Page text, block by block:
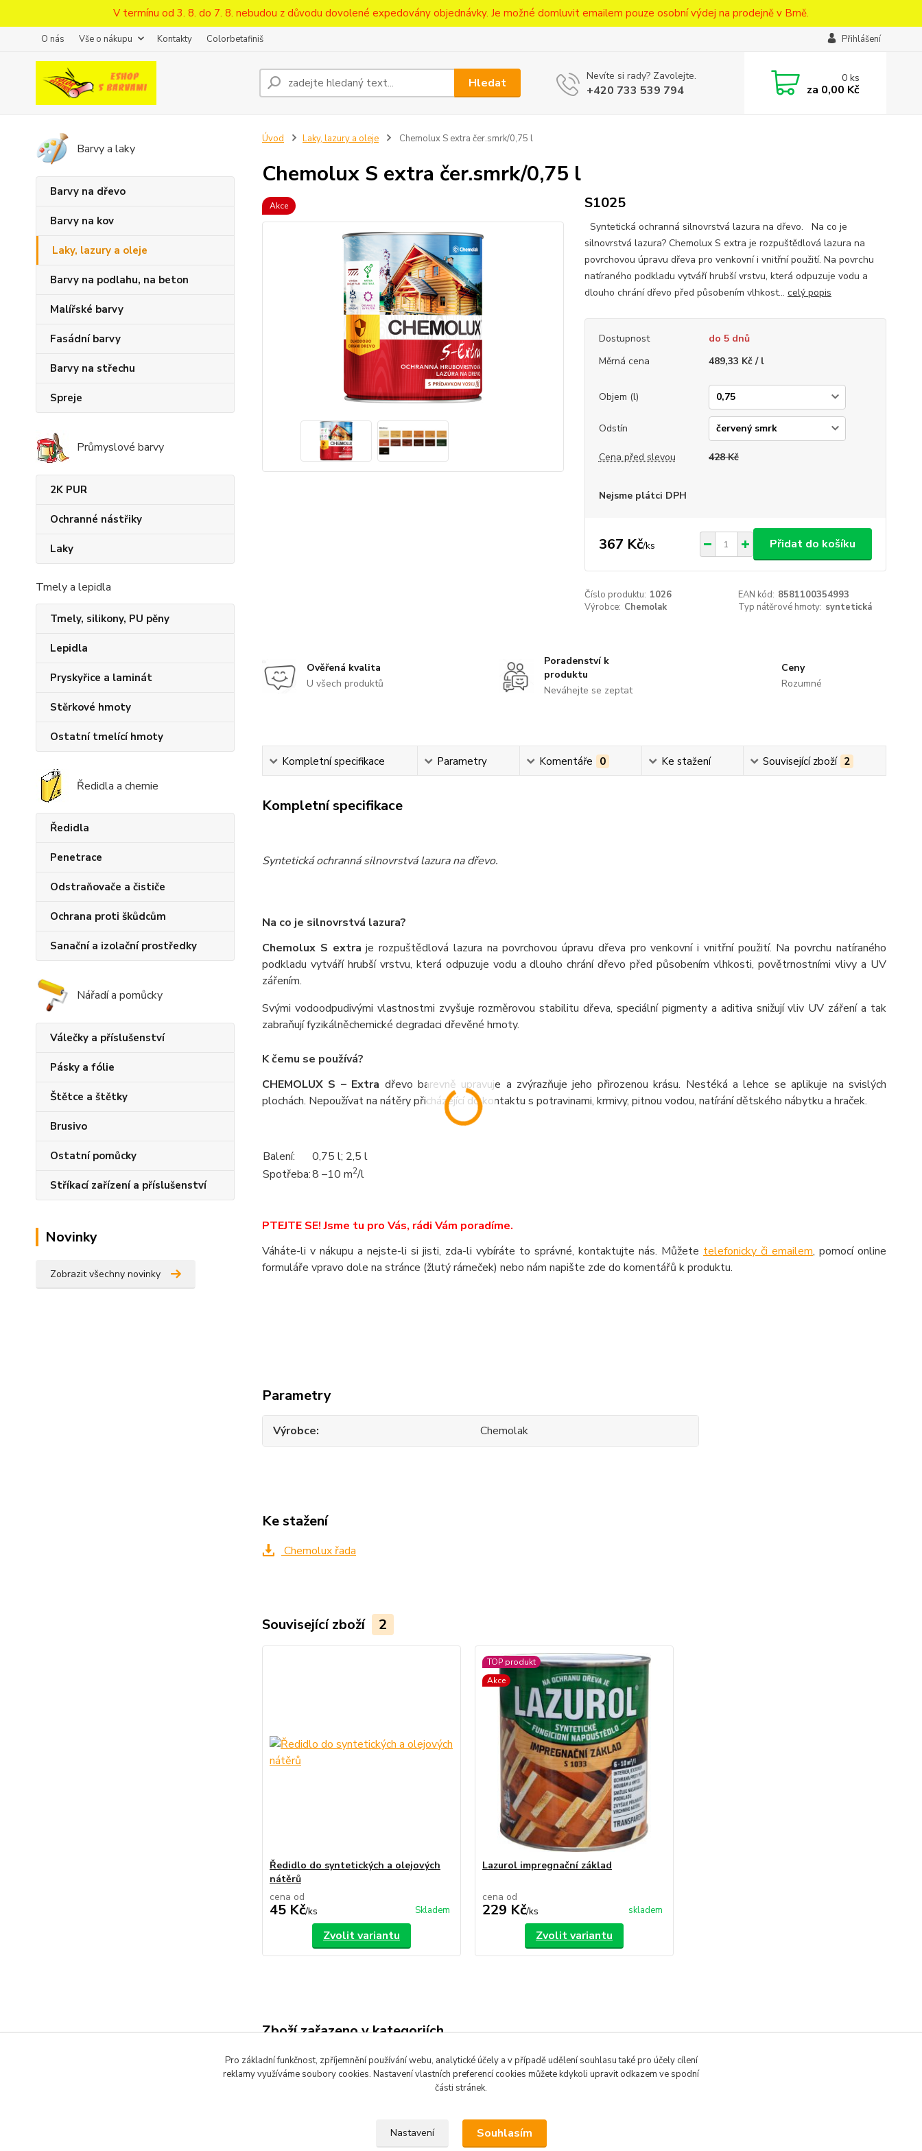
V termínu od 3. 8. do 7. 8. nebudou z důvodu dovolené expedovány objednávky. Je možné domluvit emailem pouze osobní výdej na prodejně v Brně.
O nás Vše o nákupu Kontakty Colorbetafiniš Přihlášení
Hledat Nevíte si rady? Zavolejte.
+420 733 539 794
0ks
za 0,00 Kč
Barvy a laky
Barvy na dřevo
Barvy na kov
Laky, lazury a oleje
Barvy na podlahu, na beton
Malířské barvy
Fasádní barvy
Barvy na střechu
Spreje
Průmyslové barvy
2K PUR
Ochranné nástřiky
Laky
Tmely a lepidla
Tmely, silikony, PU pěny
Lepidla
Pryskyřice a laminát
Stěrkové hmoty
Ostatní tmelící hmoty
Ředidla a chemie
Ředidla
Penetrace
Odstraňovače a čističe
Ochrana proti škůdcům
Sanační a izolační prostředky
Nářadí a pomůcky
Válečky a příslušenství
Pásky a fólie
Štětce a štětky
Brusivo
Ostatní pomůcky
Stříkací zařízení a příslušenství
Novinky
Zobrazit všechny novinky
Úvod Laky, lazury a oleje Chemolux S extra čer.smrk/0,75 l
Chemolux S extra čer.smrk/0,75 l
Akce S1025
Syntetická ochranná silnovrstvá lazura na dřevo. Na co je
silnovrstvá lazura? Chemolux S extra je rozpuštědlová lazura na
povrchovou úpravu dřeva pro venkovní i vnitřní použití. Na povrchu
natíraného podkladu vytváří hrubší vrstvu, která odpuzuje vodu a
dlouho chrání dřevo před působením vlhkost... celý popis
Dostupnost
do 5 dnů
Měrná cena
489,33 Kč / l
Objem (l)
Odstín
Cena před slevou 428 Kč
Nejsme plátci DPH
367 Kč/ks Přidat do košíku
Číslo produktu: 1026 EAN kód: 8581100354993
Výrobce: Chemolak Typ nátěrové hmoty: syntetická
Ověřená kvalita
U všech produktů
Poradenství k
produktu
Neváhejte se zeptat
Ceny
Rozumné
Kompletní specifikace Parametry Komentáře 0 Ke stažení Související zboží 2
Kompletní specifikace
Syntetická ochranná silnovrstvá lazura na dřevo.
Na co je silnovrstvá lazura?
Chemolux S extra je rozpuštědlová lazura na povrchovou úpravu dřeva pro venkovní i vnitřní použití. Na povrchu natíraného
podkladu vytváří hrubší vrstvu, která odpuzuje vodu a dlouho chrání dřevo před působením vlhkosti, povětrnostními vlivy a UV
zářením.
Svými vodoodpudivými vlastnostmi zvyšuje rozměrovou stabilitu dřeva, speciální pigmenty a aditiva snižují vliv UV záření a tak
zabraňují fyzikálněchemické degradaci dřevěné hmoty.
K čemu se používá?
CHEMOLUX S – Extra dřevo barevně upravuje a zvýrazňuje jeho přirozenou krásu. Nestéká a lehce se aplikuje na svislých
plochách. Nepoužívat na nátěry přicházející do kontaktu s potravinami, krmivy, pitnou vodou, natírání dětského nábytku a hraček.
Balení:
0,75 l; 2,5 l
Spotřeba:8 –10 m2/l
PTEJTE SE! Jsme tu pro Vás, rádi Vám poradíme.
Váháte-li v nákupu a nejste-li si jisti, zda-li vybíráte to správné, kontaktujte nás. Můžete telefonicky či emailem, pomocí online
formuláře vpravo dole na stránce (žlutý rámeček) nebo nám napište zde do komentářů k produktu.
Parametry
Výrobce Chemolak
Ke stažení
Chemolux řada
Související zboží 2
Ředidlo do syntetických a olejových
nátěrů
cena od
45 Kč/ks Skladem
Zvolit variantu
TOP produkt
Akce
Lazurol impregnační základ
cena od
229 Kč/ks skladem
Zvolit variantu
Zboží zařazeno v kategoriích
Laky, lazury a oleje
Pro základní funkčnost, zpříjemnění používání webu, analytické účely a v případě udělení souhlasu také pro účely cílení
reklamy využíváme soubory cookies. Nastavení vlastních preferencí cookies můžete kdykoli upravit odkazem ve spodní
části stránek.
Nastavení Souhlasím